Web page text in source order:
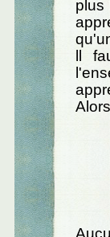
plus
ll